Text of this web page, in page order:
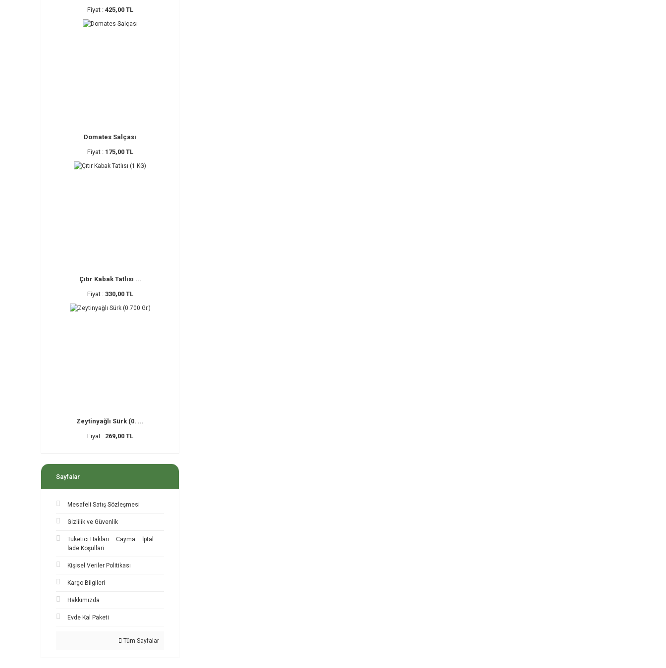
Fiyat : 425,00 TL
Domates Salçası
Fiyat : 175,00 TL
Çıtır Kabak Tatlısı ...
Fiyat : 330,00 TL
Zeytinyağlı Sürk (0. ...
Fiyat : 269,00 TL
Sayfalar
Mesafeli Satış Sözleşmesi
Gizlilik ve Güvenlik
Tüketici Haklari – Cayma – İptal
İade Koşullari
Kişisel Veriler Politikası
Kargo Bilgileri
Hakkımızda
Evde Kal Paketi
Tüm Sayfalar